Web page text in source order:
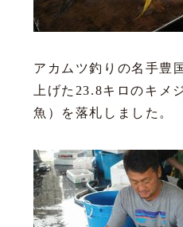
アカムツ釣りの名手豊
上げた23.8キロのキメ
魚）を落札しました。